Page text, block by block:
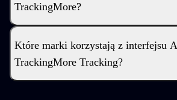
TrackingMore?
Które marki korzystają z interfejsu
TrackingMore Tracking?